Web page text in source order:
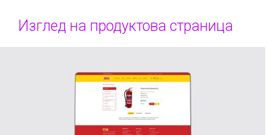
Изглед на продуктова страница